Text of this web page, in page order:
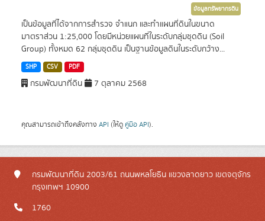
ข้อมูลทรัพยากรดิน
เป็นข้อมูลที่ได้จากการสำรวจ จำแนก และทำแผนที่ดินในขนาด
มาตราส่วน 1:25,000 โดยมีหน่วยแผนที่ในระดับกลุ่มชุดดิน (Soil
Group) ทั้งหมด 62 กลุ่มชุดดิน เป็นฐานข้อมูลดินในระดับกว้าง...
SHP CSV PDF
กรมพัฒนาที่ดิน 7 ตุลาคม 2568
คุณสามารถเข้าถึงคลังทาง API (ให้ดู คู่มือ API).
กรมพัฒนาที่ดิน 2003/61 ถนนพหลโยธิน แขวงลาดยาว เขตจตุจักร
กรุงเทพฯ 10900
1760